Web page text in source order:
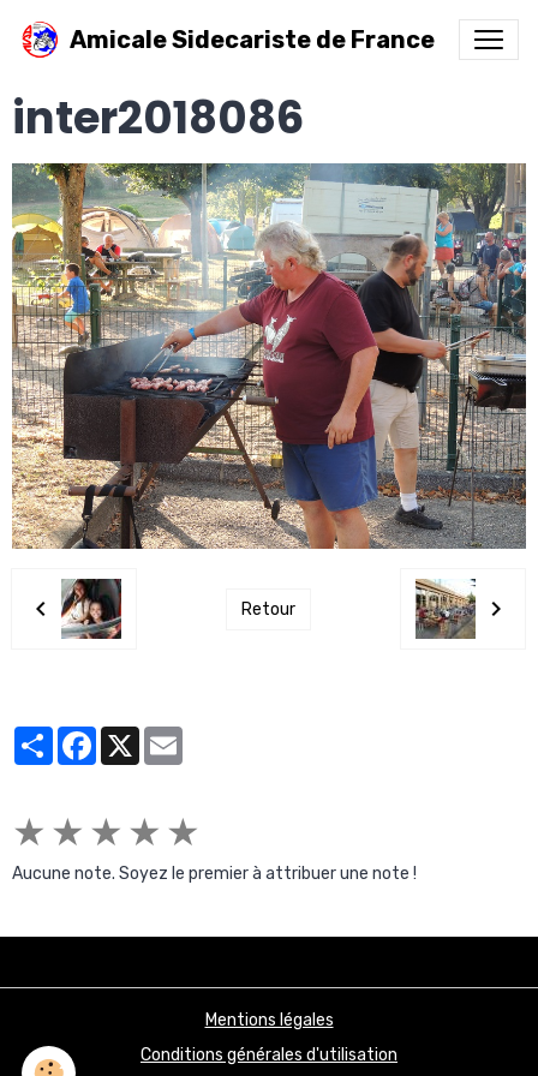
Amicale Sidecariste de France
inter2018086
Retour
PartagerFacebook
X
★ ★ ★ ★ ★
Aucune note. Soyez le premier à attribuer une note !
Mentions légales
Conditions générales d'utilisation